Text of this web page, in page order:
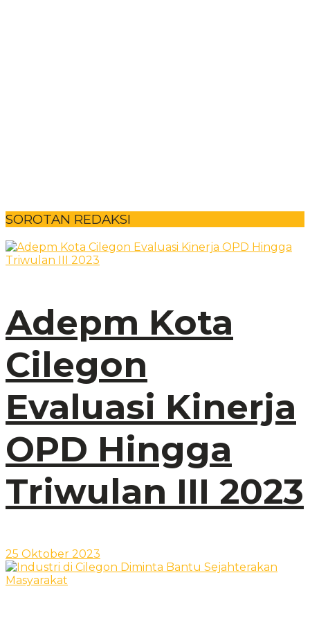
SOROTAN REDAKSI
Adepm Kota
Cilegon
Evaluasi Kinerja
OPD Hingga
Triwulan III 2023
25 Oktober 2023